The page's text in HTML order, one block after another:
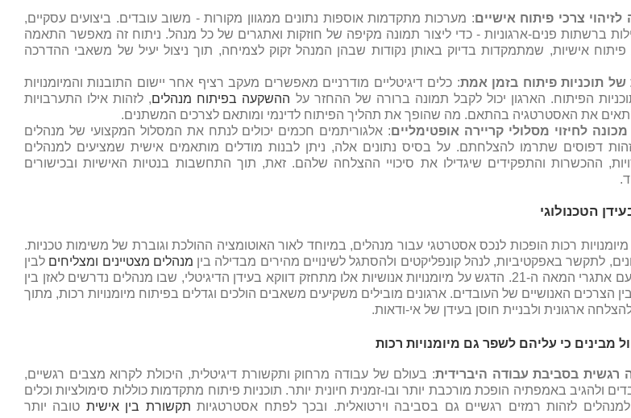
צרכי פיתוח אישיים: מערכות מתקדמות אוספות נתונים ממגוון מקורות - משוב עובדים. ביצועים עסקיים,
ברשתות פנים-ארגוניות - כדי ליצור תמונה מקיפה של חוזקות ואתגרים של כל מנהל. ניתוח זה מאפשר התאמה
פיתוח אישיות, שמתמקדות בדיוק באותן נקודות שבהן המנהל זקוק לצמיחה, תוך ניצול יעיל של משאבי ההדרכה
של תוכניות פיתוח בזמן אמת: כלים דיגיטליים מודרניים מאפשרים מעקב רציף אחר יישום התובנות והמיומנויות
הפיתוח. הארגון יכול לקבל תמונה ברורה של ההחזר על ההשקעה בפיתוח מנהלים, לזהות אילו התערבויות
את האסטרטגיה בהתאם. מה שהופך את תהליך הפיתוח לדינמי ומותאם לצרכים המשתנים.
לחיזוי מסלולי קריירה אופטימליים: אלגוריתמים חכמים יכולים לנתח את המסלול המקצועי של מנהלים
דפוסים שתרמו להצלחתם. על בסיס נתונים אלה, ניתן לבנות מודלים מותאמים אישית שמציעים למנהלים
ההכשרות והתפקידים שיגדילו את סיכויי ההצלחה שלהם. זאת, תוך התחשבות בנטיות האישיות ובכישורים
הטכנולוגי
רכות הופכות לנכס אסטרטגי עבור מנהלים, במיוחד לאור האוטומציה ההולכת וגוברת של משימות טכניות.
לתקשר באפקטיביות, לנהל קונפליקטים ולהסתגל לשינויים מהירים מבדילה בין מנהלים מצטיינים ומצליחים לבין
אלו שמתקשים להתמודד עם אתגרי המאה ה-21. הדגש על מיומנויות אנושיות אלו מתחזק דווקא בעידן הדיגיטלי, שבו מנהלים נדרשים לאזן בין
הצרכים האנושיים של העובדים. ארגונים מובילים משקיעים משאבים הולכים וגדלים בפיתוח מיומנויות רכות, מתוך
ארגונית ולבניית חוסן בעידן של אי-ודאות.
מבינים כי עליהם לשפר גם מיומנויות רכות
רגשית בסביבת עבודה היברידית: בעולם של עבודה מרחוק ותקשורת דיגיטלית, היכולת לקרוא מצבים רגשיים,
ולהגיב באמפתיה הופכת מורכבת יותר ובו-זמנית חיונית יותר. תוכניות פיתוח מתקדמות כוללות סימולציות וכלים
למנהלים לזהות רמזים רגשיים גם בסביבה וירטואלית. ובכך לפתח אסטרטגיות תקשורת בין אישית טובה יותר